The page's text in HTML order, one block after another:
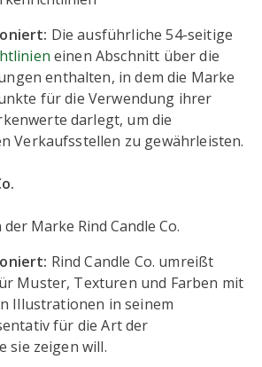
Die ausführliche 54-seitige
einen Abschnitt über die
enthalten, in dem die Marke
für die Verwendung ihrer
darlegt, um die
Verkaufsstellen zu gewährleisten.
Rind Candle Co. umreißt
Muster, Texturen und Farben mit
Illustrationen in seinem
für die Art der
sie zeigen will.